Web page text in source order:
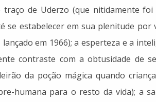
traço de Uderzo (que nitidamente
se estabelecer em sua plenitude
em 1966); a esperteza e a
contraste com a obtusidade de
da poção mágica quando
humana para o resto da vida); a